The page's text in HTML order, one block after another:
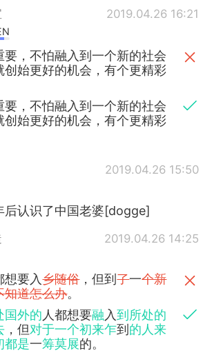
2019.04.26 16:21
要，不怕融入到一个新的社会
创始更好的机会，有个更精彩
要，不怕融入到一个新的社会
创始更好的机会，有个更精彩
2019.04.26 15:50
后认识了中国老婆[dogge]
2019.04.26 14:25
想要入乡随俗，但到了一个新
知道怎么办。
国外的人都想要融入到所处的
，但对于一个初来乍到 的人来
都是一筹莫展的。